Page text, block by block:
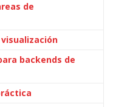
de
backends de